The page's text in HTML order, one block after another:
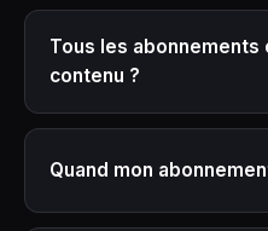
Tous les abonnements
contenu ?
Quand mon